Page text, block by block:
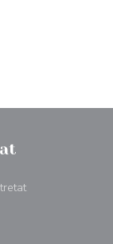
((öppnas i ett